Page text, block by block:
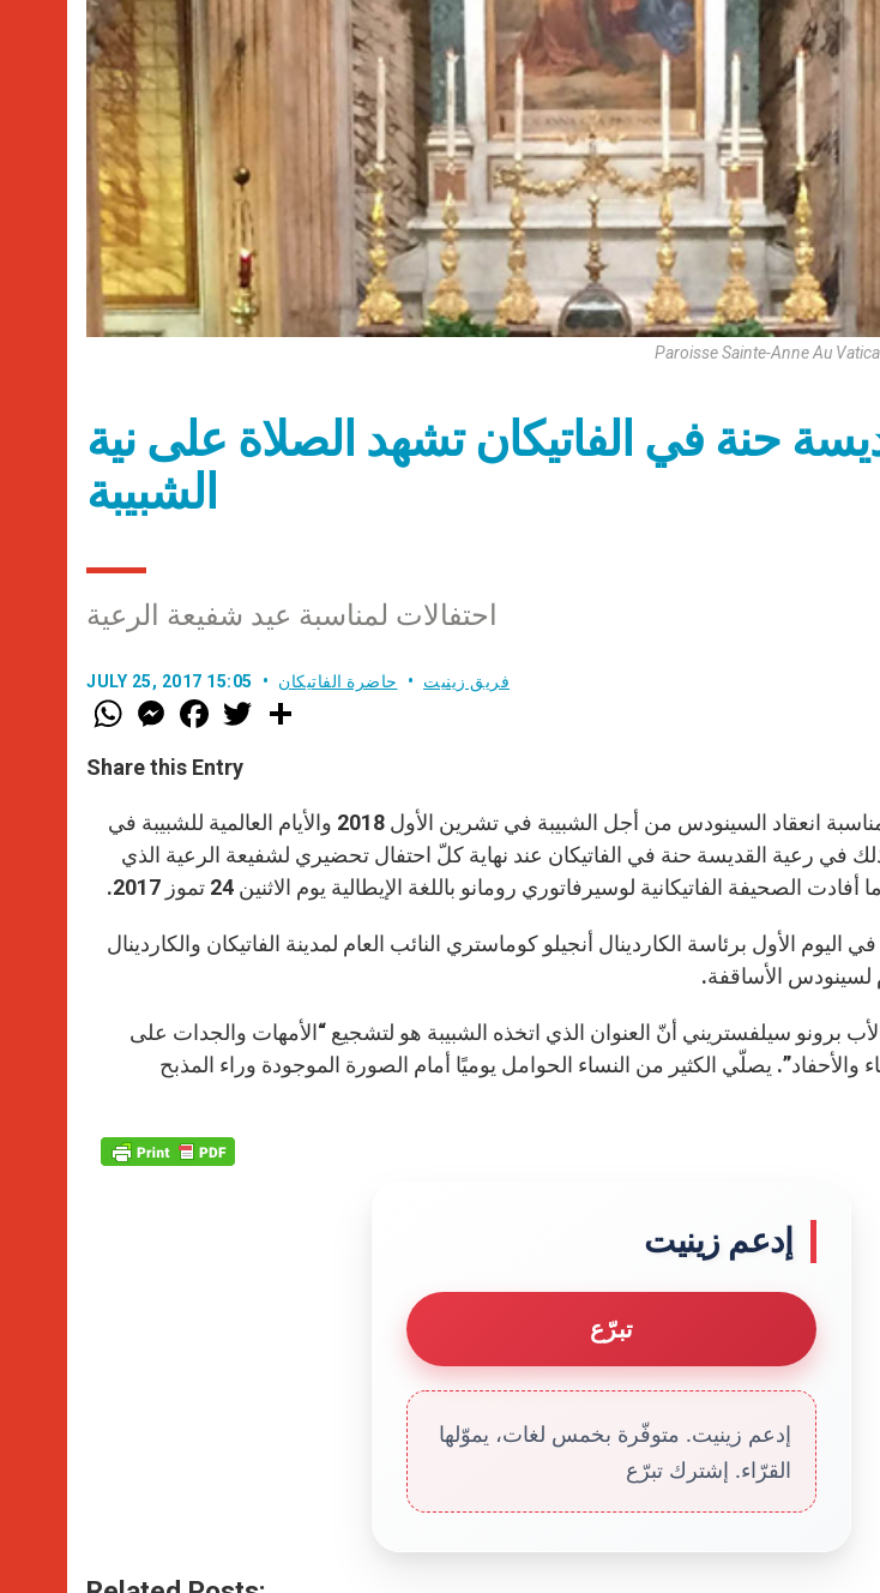
Paroisse Sainte-Anne Au
حنة في الفاتيكان تشهد الصلاة على نية
الشبيبة
احتفالات لمناسبة عيد شفيعة الرعية
JULY 25, 2017 15:05 فريق زينيت حاضرة الفاتيكان
W
h
t
s
p
p
M
e
s
e
g
e
r
F
a
e
b
o
k
w
r
Share this Entry
ستُتلى صلاة على نية الشبيبة لمناسبة انعقاد السينودس من أجل الشبيبة في تشرين الأول 2018 والأيام العالمية للشبيبة في
في باناما وذلك في رعية القديسة حنة في الفاتيكان عند نهاية كلّ احتفال تحضيري لشفيعة الرعية الذي
اليوم الأول برئاسة الكاردينال أنجيلو كوماستري النائب العام لمدينة الفاتيكان والكاردينال
لسينودس الأساقفة.
برونو سيلفستريني أنّ العنوان الذي اتخذه الشبيبة هو لتشجيع “الأمهات والجدات على
والأحفاد”. يصلّي الكثير من النساء الحوامل يوميًا أمام الصورة الموجودة وراء المذبح
إدعم زينيت
تبرّع
إدعم زينيت. متوفّرة بخمس لغات، يموّلها
القرّاء. إشترك تبرّع